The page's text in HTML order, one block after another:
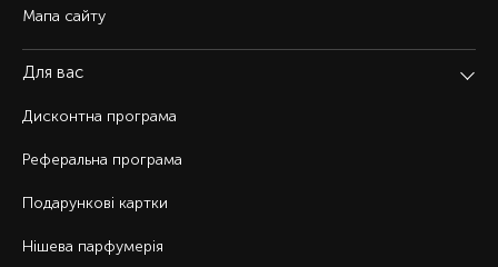
Мапа сайту
Для вас
Дисконтна програма
Реферальна програма
Подарункові картки
Нішева парфумерія